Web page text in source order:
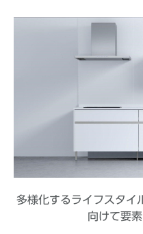
国内製品ニュース
グローバル製品ニュース
Before 2020
多様化するライフスタイ
向けて要